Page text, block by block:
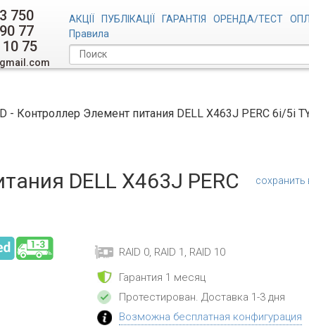
750
77
75
АКЦІЇ ПУБЛІКАЦІЇ ГАРАНТІЯ ОРЕНДА/ТЕСТ
Правила
- Контроллер Элемент питания DELL X463J PERC 6i/5i
DELL X463J PERC
сохранить
RAID 0, RAID 1, RAID 10
Гарантия 1 месяц
Протестирован. Доставка 1-3 дня
Возможна бесплатная конфигурация